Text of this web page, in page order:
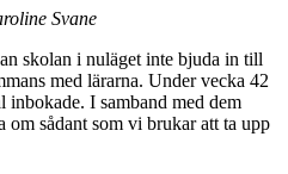
Svane
skolan i nuläget inte bjuda in till
med lärarna. Under vecka 42
inbokade. I samband med dem
om sådant som vi brukar att ta upp